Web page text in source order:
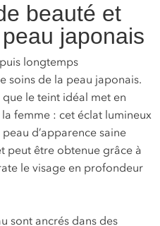
beauté et
japonais
longtemps
soins de la peau japonais.
le teint idéal met en
femme : cet éclat lumineux
d’apparence saine
peut être obtenue grâce à
le visage en profondeur
sont ancrés dans des